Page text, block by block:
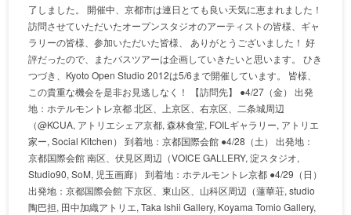
了しました。 開催中、京都市は連日とても良い天気に恵まれました！
訪問させていただいたオープンスタジオのアーティストの皆様、ギャ
ラリーの皆様、参加いただいた皆様、 ありがとうございました！ 好
評だったので、またバスツアーは企画していきたいと思います。 ひき
つづき、Kyoto Open Studio 2012は5/6まで開催しています。 皆様、
この貴重な機会を是非お見逃しなく！ 【訪問先】 ●4/27（金） 出発
地：ホテルモントレ京都 北区、上京区、右京区、二条城周辺
（@KCUA, アトリエシェア京都, 森林食堂, FOILギャラリー, アトリエ
家ー, Social Kitchen） 到着地：京都国際会館 ●4/28（土） 出発地：
京都国際会館 南区、伏見区周辺（VOICE GALLERY, 淀スタジオ,
Studio90, SoM, 児玉画廊） 到着地：ホテルモントレ京都 ●4/29（日）
出発地：京都国際会館 下京区、東山区、山科区周辺（蓮華荘, studio
陶巴担, 田中加織アトリエ, Taka Ishii Gallery, Koyama Tomio Gallery,